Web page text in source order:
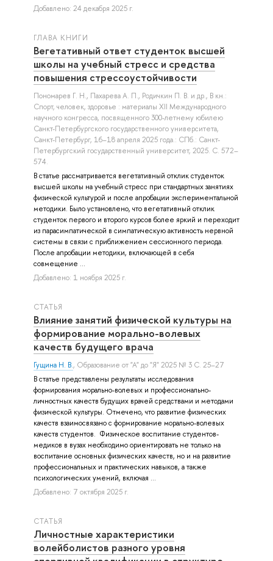
Добавлено: 24 декабря 2025 г.
ГЛАВА КНИГИ
Вегетативный ответ студенток высшей
школы на учебный стресс и средства
повышения стрессоустойчивости
Пономарев Г. Н., Пахарева А. П., Родичкин П. В. и др., В кн.:
Спорт, человек, здоровье : материалы XII Международного
научного конгресса, посвященного 300-летнему юбилею
Санкт-Петербургского государственного университета,
Санкт-Петербург, 16–18 апреля 2025 года.: СПб.: Санкт-
Петербургский государственный университет, 2025. С. 572–
574.
В статье рассматривается вегетативный отклик студенток
высшей школы на учебный стресс при стандартных занятиях
физической культурой и после апробации экспериментальной
методики. Было установлено, что вегетативный отклик
студенток первого и второго курсов более яркий и переходит
из парасимпатической в симпатическую активность нервной
системы в связи с приближением сессионного периода.
После апробации методики, включающей в себя
совмещение ...
Добавлено: 1 ноября 2025 г.
СТАТЬЯ
Влияние занятий физической культуры на
формирование морально-волевых
качеств будущего врача
Гущина Н. В., Образование от "А" до "Я" 2025 № 3 С. 25–27
В статье представлены результаты исследования
формирования морально-волевых и профессионально-
личностных качеств будущих врачей средствами и методами
физической культуры. Отмечено, что развитие физических
качеств взаимосвязано с формирование морально-волевых
качеств студентов. Физическое воспитание студентов-
медиков в вузах необходимо ориентировать не только на
воспитание основных физических качеств, но и на развитие
профессиональных и практических навыков, а также
психологических умений, включая ...
Добавлено: 7 октября 2025 г.
СТАТЬЯ
Личностные характеристики
волейболистов разного уровня